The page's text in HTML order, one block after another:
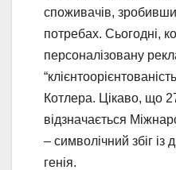
споживачів, зробивши
потребах. Сьогодні,
персоналізовану
Котлера. Цікаво, що
відзначається
– символічний збіг
генія.